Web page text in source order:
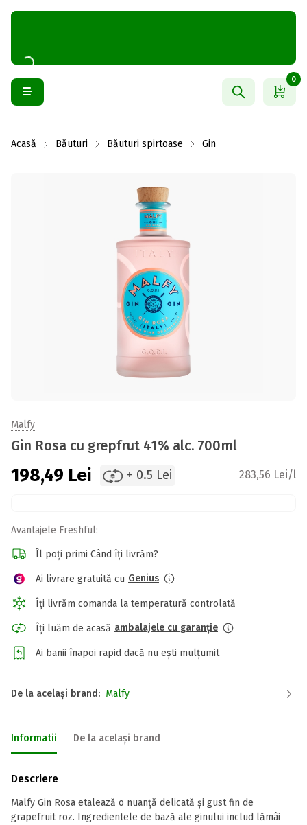
0
Acasă Băuturi Băuturi spirtoase Gin
Malfy
Gin Rosa cu grepfrut 41% alc. 700ml
198,49 Lei + 0.5 Lei 283,56 Lei/l
Avantajele Freshful:
Îl poți primi Când îți livrăm?
Ai livrare gratuită cu Genius
Îți livrăm comanda la temperatură controlată
Îți luăm de acasă ambalajele cu garanție
Ai banii înapoi rapid dacă nu ești mulțumit
De la același brand: Malfy
Informatii De la același brand
Descriere
Malfy Gin Rosa etalează o nuanţă delicată şi gust fin de
grapefruit roz. Ingredientele de bază ale ginului includ lămâi